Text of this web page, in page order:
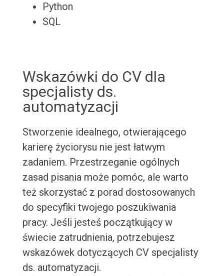
Python
SQL
Wskazówki do CV dla
specjalisty ds.
automatyzacji
Stworzenie idealnego, otwierającego
karierę życiorysu nie jest łatwym
zadaniem. Przestrzeganie ogólnych
zasad pisania może pomóc, ale warto
też skorzystać z porad dostosowanych
do specyfiki twojego poszukiwania
pracy. Jeśli jesteś początkujący w
świecie zatrudnienia, potrzebujesz
wskazówek dotyczących CV specjalisty
ds. automatyzacji.